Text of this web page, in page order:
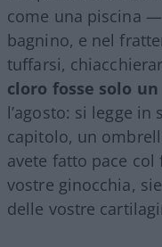
come una piscina
bagnino, e nel
tuffarsi,
cloro fosse solo
l’agosto: si legge
capitolo, un
avete fatto pace
vostre ginocchia,
delle vostre